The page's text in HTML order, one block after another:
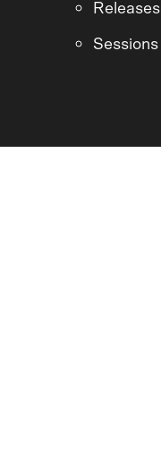
Releases
Sessions